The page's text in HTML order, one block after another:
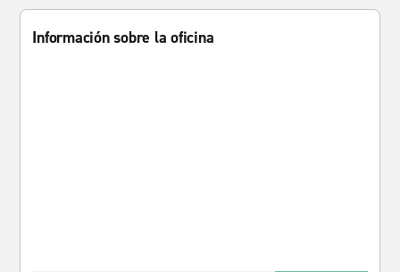
Información sobre la oficina